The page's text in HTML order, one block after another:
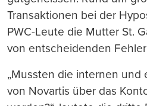
Transaktionen bei der
PWC-Leute die Mutter St.
von entscheidenden
„Mussten die internen und
von Novartis über das